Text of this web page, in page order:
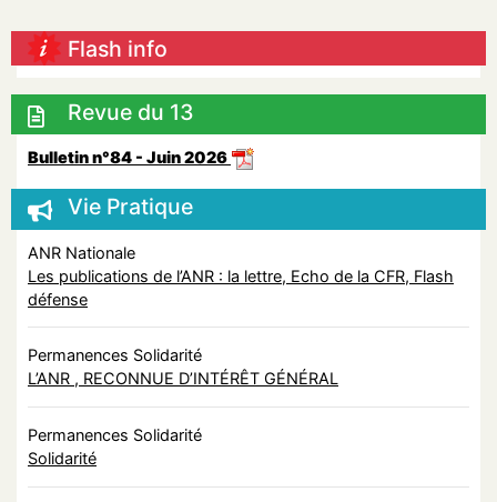
Flash info
Revue du 13
Bulletin n°84 - Juin 2026
Vie Pratique
ANR Nationale
Les publications de l’ANR : la lettre, Echo de la CFR, Flash
défense
Permanences Solidarité
L’ANR , RECONNUE D’INTÉRÊT GÉNÉRAL
Permanences Solidarité
Solidarité